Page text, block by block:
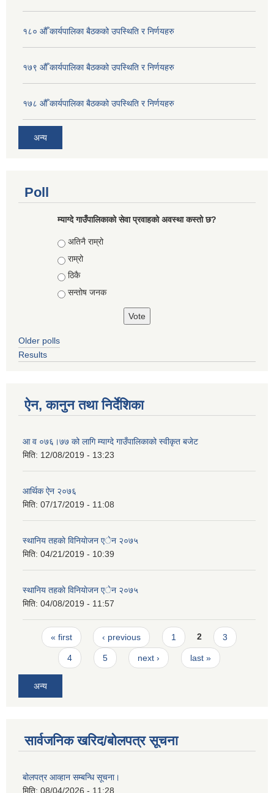
१८० औँ कार्यपालिका बैठकको उपस्थिति र निर्णयहरु
१७९ औँ कार्यपालिका बैठकको उपस्थिति र निर्णयहरु
१७८ औँ कार्यपालिका बैठकको उपस्थिति र निर्णयहरु
अन्य
Poll
म्याग्दे गाउँपालिकाको सेवा प्रवाहको अवस्था कस्तो छ?
Choices
अतिनै राम्रो
राम्रो
ठिकै
सन्तोष जनक
Older polls
Results
ऐन, कानुन तथा निर्देशिका
आ व ०७६।७७ को लागि म्याग्दे गाउँपालिकाको स्वीकृत बजेट
मिति: 12/08/2019 - 13:23
आर्थिक ऐन २०७६
मिति: 07/17/2019 - 11:08
स्थानिय तहकाे विनियाेजन एेन २०७५
मिति: 04/21/2019 - 10:39
स्थानिय तहकाे विनियाेजन एेन २०७५
मिति: 04/08/2019 - 11:57
Pages
« first ‹ previous 1 2 3
4 5 next › last »
अन्य
सार्वजनिक खरिद/बोलपत्र सूचना
बोलपत्र आव्हान सम्बन्धि सूचना।
मिति: 08/04/2026 - 11:28